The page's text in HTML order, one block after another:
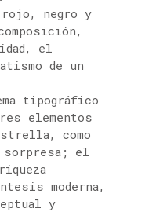
rojo, negro y
el
de un
tipográfico
elementos
como
sorpresa; el
moderna,
y